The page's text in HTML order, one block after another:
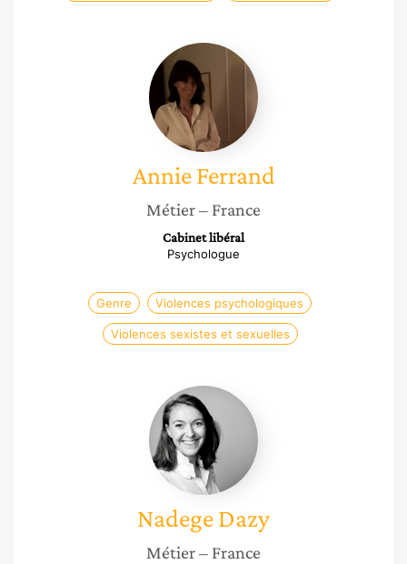
Annie
Ferrand
Annie Ferrand
Métier– France
Cabinet libéral
Psychologue
Genre Violences psychologiques
Violences sexistes et sexuelles
Nadege
Dazy
NadegeDazy
Métier– France